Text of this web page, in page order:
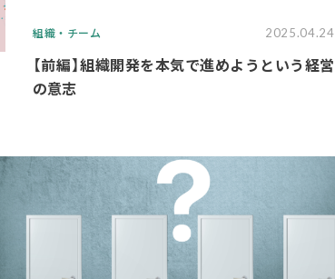
組織・チーム 2025.04.24
【前編】組織開発を本気で進めようという経営
の意志